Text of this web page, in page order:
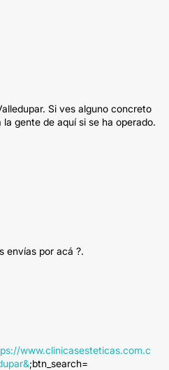
Si ves alguno concreto
gente de aquí si se ha operado.
envías por acá ?.
www.clinicasesteticas.com.c
;btn_search=